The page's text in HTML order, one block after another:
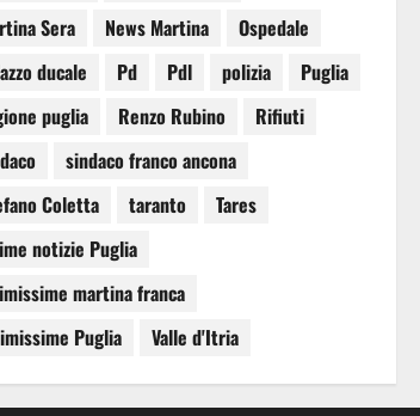
Sera
News Martina
Ospedale
ducale
Pd Pdl polizia
Puglia
puglia
Renzo Rubino
Rifiuti
sindaco franco ancona
Coletta
taranto
Tares
notizie Puglia
martina franca
Puglia
Valle d'Itria